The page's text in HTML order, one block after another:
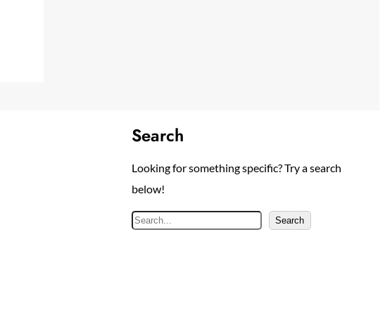
Search
Looking for something specific? Try a search
below!
S
Search